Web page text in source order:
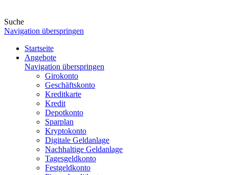
Suche
Navigation überspringen
Startseite
Angebote
Navigation überspringen
Girokonto
Geschäftskonto
Kreditkarte
Kredit
Depotkonto
Sparplan
Kryptokonto
Digitale Geldanlage
Nachhaltige Geldanlage
Tagesgeldkonto
Festgeldkonto